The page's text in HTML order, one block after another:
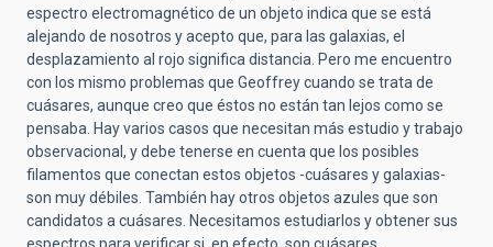
espectro electromagnético de un objeto indica que se está
alejando de nosotros y acepto que, para las galaxias, el
desplazamiento al rojo significa distancia. Pero me encuentro
con los mismo problemas que Geoffrey cuando se trata de
cuásares, aunque creo que éstos no están tan lejos como se
pensaba. Hay varios casos que necesitan más estudio y trabajo
observacional, y debe tenerse en cuenta que los posibles
filamentos que conectan estos objetos -cuásares y galaxias-
son muy débiles. También hay otros objetos azules que son
candidatos a cuásares. Necesitamos estudiarlos y obtener sus
espectros para verificar si, en efecto, son cuásares.